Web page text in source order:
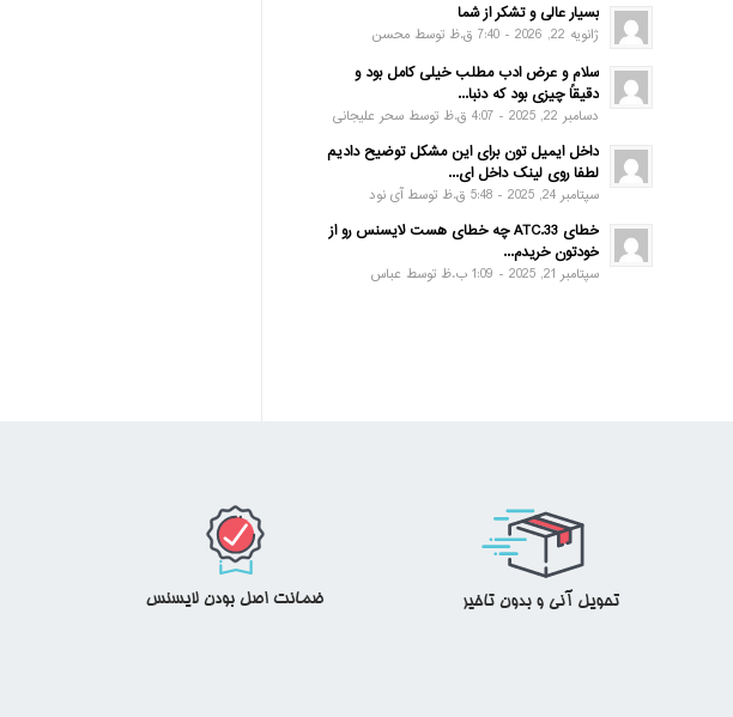
بسیار عالی و تشکر از شما
ژانویه 22, 2026 - 7:40 ق.ظ توسط محسن
سلام و عرض ادب مطلب خیلی کامل بود و
دقیقاً چیزی بود که دنبا...
دسامبر 22, 2025 - 4:07 ق.ظ توسط سحر علیجانی
داخل ایمیل تون برای این مشکل توضیح دادیم
لطفا روی لینک داخل ای...
سپتامبر 24, 2025 - 5:48 ق.ظ توسط آی نود
خطای ATC.33 چه خطای هست لایسنس رو از
خودتون خریدم...
سپتامبر 21, 2025 - 1:09 ب.ظ توسط عباس